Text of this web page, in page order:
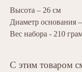
Высота – 26 см
Диаметр основания
Вес набора - 210
С этим товаром